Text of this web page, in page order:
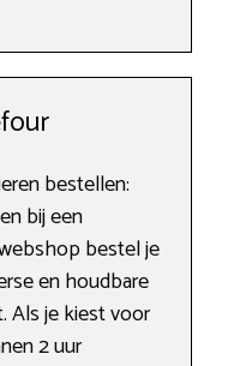
bestellen:
bij een
bestel je
en houdbare
Als je kiest voor
2 uur